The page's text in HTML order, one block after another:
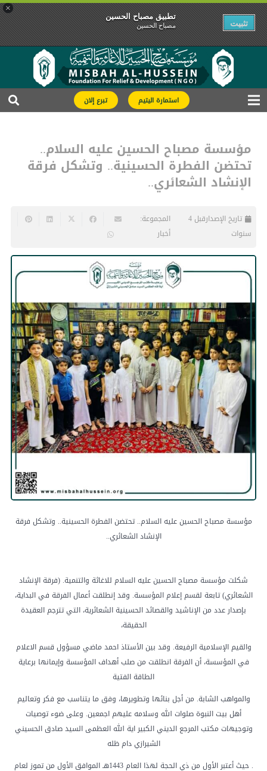
×
تطبیق مصباح الحسین
مصباح الحسین تثبیت
استمارة اليتيم تبرع إلان
مؤسسة مصباح الحسين عليه السلام..
تحتضن الفطرة الحسينية.. وتشكل فرقة
الإنشاد الشعائري..
تاريخ الإصدار
قبل 4
سنوات
المجموعة:
أخبار
مؤسسة مصباح الحسين عليه السلام.. تحتضن الفطرة الحسينية.. وتشكل فرقة
الإنشاد الشعائري..
شكلت مؤسسة مصباح الحسين عليه السلام للاغاثة والتنمية. (فرقة الإنشاد
الشعائري) تابعة لقسم إعلام المؤسسة. وقد إنطلقت أعمال الفرقة في البداية،
بإصدار عدد من الإناشيد والقصائد الحسينية الشعائرية، التي تترجم العقيدة
الحقيقة،
والقيم الإسلامية الرفيعة. وقد بين الأستاذ احمد ماضي مسؤول قسم الاعلام
في المؤسسة، أن الفرقة انطلقت من صلب أهداف المؤسسة وإيمانها برعاية
الطاقة الفتية
والمواهب الشابة. من أجل بنائها وتطويرها، وفق ما يتناسب مع فكر وتعاليم
أهل بيت النبوة صلوات الله وسلامه عليهم اجمعين. وعلى ضوء توصيات
وتوجيهات مكتب المرجع الديني الكبير اية الله العظمى السيد صادق الحسيني
الشيرازي دام ظله
. حيث أعتبر الأول من ذي الحجة لهذا العام 1443هـ الموافق الأول من تموز لعام